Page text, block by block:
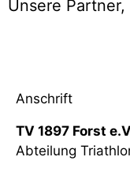
Unsere
Anschrift
TV 1897 Forst
Abteilung